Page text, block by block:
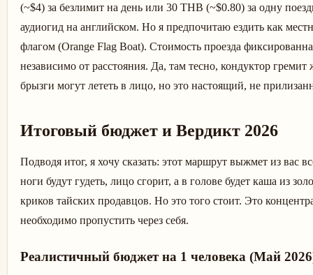
(~$4) за безлимит на день или 30 THB (~$0.80) за одну
аудиогид на английском. Но я предпочитаю ездить как
флагом (Orange Flag Boat). Стоимость проезда
независимо от расстояния. Да, там тесно, кондуктор
брызги могут лететь в лицо, но это настоящий, не
Итоговый бюджет и Вердикт 2026
Подводя итог, я хочу сказать: этот маршрут выжмет из вас
ноги будут гудеть, лицо сгорит, а в голове будет каша из
криков тайских продавцов. Но это того стоит. Это
необходимо пропустить через себя.
Реалистичный бюджет на 1 человека (Май